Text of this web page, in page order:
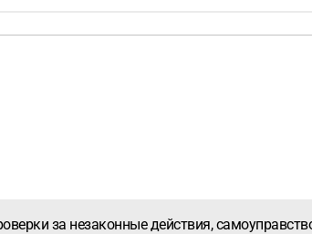
за незаконные действия,